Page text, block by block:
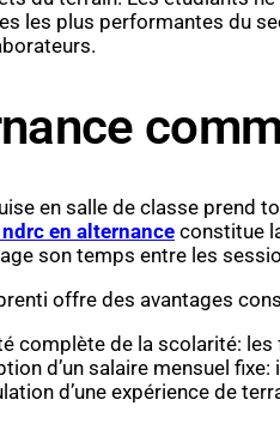
les plus performantes du
en salle de classe prend
ndrc en alternance constitue
son temps entre les
offre des avantages
complète de la scolarité: les
d’un salaire mensuel
d’une expérience de